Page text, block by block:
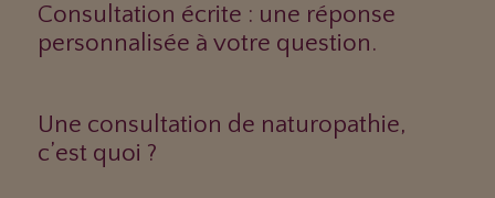
Consultation écrite : une réponse
personnalisée à votre question.
Une consultation de naturopathie,
c’est quoi ?